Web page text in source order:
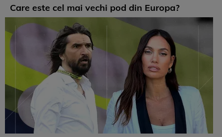
Care este cel mai vechi pod din Europa?